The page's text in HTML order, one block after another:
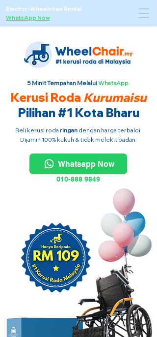
Electric-Wheelchair Rental ·
WhatsApp Now
5 Minit Tempahan MelaluiWhatsApp.
Kerusi Roda Kurumaisu
Pilihan #1 Kota Bharu
Beli kerusi roda ringan dengan harga terbaloi.
Dijamin 100% kukuh & tidak melekit badan.
Whatsapp Now
010-888 9849